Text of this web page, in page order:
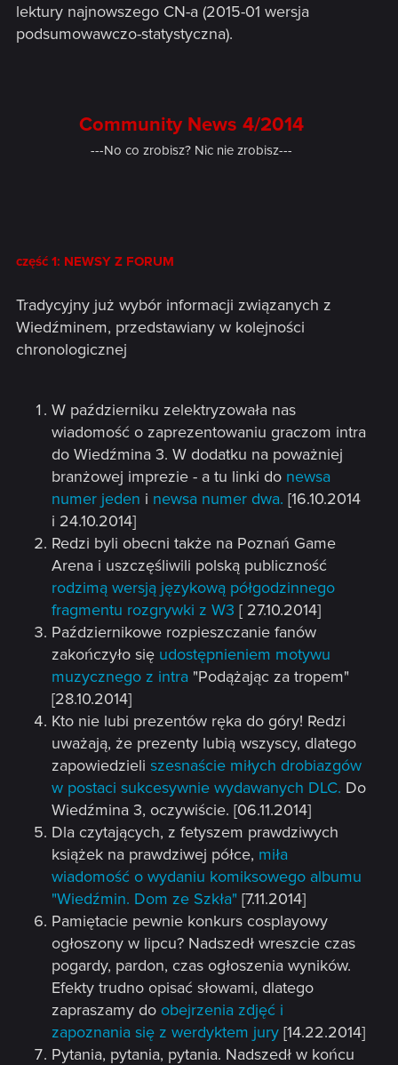
lektury najnowszego CN-a (2015-01 wersja
podsumowawczo-statystyczna).
Community News 4/2014
---No co zrobisz? Nic nie zrobisz---
część 1: NEWSY Z FORUM
Tradycyjny już wybór informacji związanych z
Wiedźminem, przedstawiany w kolejności
chronologicznej
W październiku zelektryzowała nas
wiadomość o zaprezentowaniu graczom intra
do Wiedźmina 3. W dodatku na poważniej
branżowej imprezie - a tu linki do newsa
numer jeden i newsa numer dwa. [16.10.2014
i 24.10.2014]
Redzi byli obecni także na Poznań Game
Arena i uszczęśliwili polską publiczność
rodzimą wersją językową półgodzinnego
fragmentu rozgrywki z W3 [ 27.10.2014]
Październikowe rozpieszczanie fanów
zakończyło się udostępnieniem motywu
muzycznego z intra "Podążając za tropem"
[28.10.2014]
Kto nie lubi prezentów ręka do góry! Redzi
uważają, że prezenty lubią wszyscy, dlatego
zapowiedzieli szesnaście miłych drobiazgów
w postaci sukcesywnie wydawanych DLC. Do
Wiedźmina 3, oczywiście. [06.11.2014]
Dla czytających, z fetyszem prawdziwych
książek na prawdziwej półce, miła
wiadomość o wydaniu komiksowego albumu
"Wiedźmin. Dom ze Szkła" [7.11.2014]
Pamiętacie pewnie konkurs cosplayowy
ogłoszony w lipcu? Nadszedł wreszcie czas
pogardy, pardon, czas ogłoszenia wyników.
Efekty trudno opisać słowami, dlatego
zapraszamy do obejrzenia zdjęć i
zapoznania się z werdyktem jury [14.22.2014]
Pytania, pytania, pytania. Nadszedł w końcu